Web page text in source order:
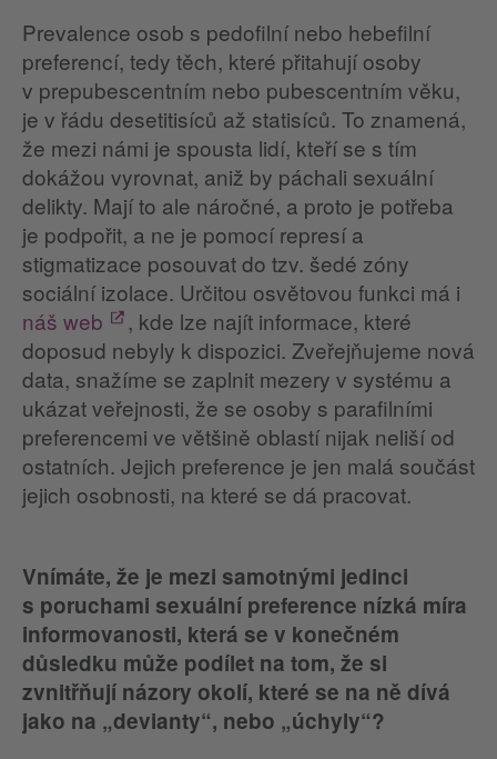
Prevalence osob s pedofilní nebo hebefilní
preferencí, tedy těch, které přitahují osoby
v prepubescentním nebo pubescentním věku,
je v řádu desetitisíců až statisíců. To znamená,
že mezi námi je spousta lidí, kteří se s tím
dokážou vyrovnat, aniž by páchali sexuální
delikty. Mají to ale náročné, a proto je potřeba
je podpořit, a ne je pomocí represí a
stigmatizace posouvat do tzv. šedé zóny
sociální izolace. Určitou osvětovou funkci má i
náš web
, kde lze najít informace, které
doposud nebyly k dispozici. Zveřejňujeme nová
data, snažíme se zaplnit mezery v systému a
ukázat veřejnosti, že se osoby s parafilními
preferencemi ve většině oblastí nijak neliší od
ostatních. Jejich preference je jen malá součást
jejich osobnosti, na které se dá pracovat.
Vnímáte, že je mezi samotnými jedinci
s poruchami sexuální preference nízká míra
informovanosti, která se v konečném
důsledku může podílet na tom, že si
zvnitřňují názory okolí, které se na ně dívá
jako na „devianty“, nebo „úchyly“?